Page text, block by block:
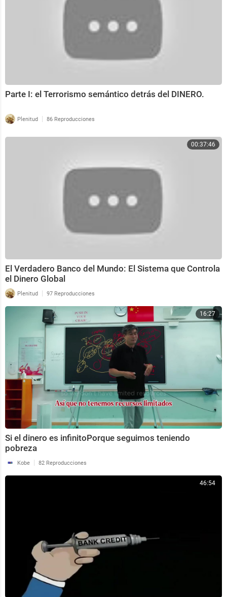
Parte I: el Terrorismo semántico detrás del DINERO.
Plenitud | 86 Reproducciones
00:37:46
El Verdadero Banco del Mundo: El Sistema que Controla
el Dinero Global
Plenitud | 97 Reproducciones
16:27
Si el dinero es infinitoPorque seguimos teniendo
pobreza
Kobe | 82 Reproducciones
46:54